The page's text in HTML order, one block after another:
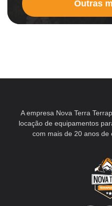
Outras
A empresa Nova Terra
locação de equipamentos
com mais de 20 anos de